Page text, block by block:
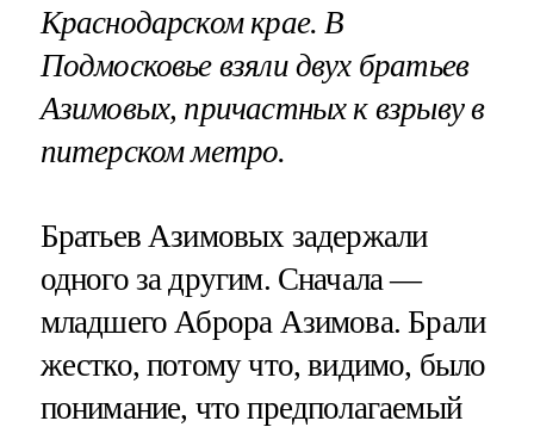
Краснодарском крае. В
Подмосковье взяли двух братьев
Азимовых, причастных к взрыву в
питерском метро.
Братьев Азимовых задержали
одного за другим. Сначала —
младшего Аброра Азимова. Брали
жестко, потому что, видимо, было
понимание, что предполагаемый